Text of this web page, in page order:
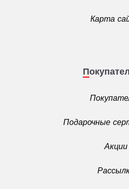
Карта
Подарочные
Акции